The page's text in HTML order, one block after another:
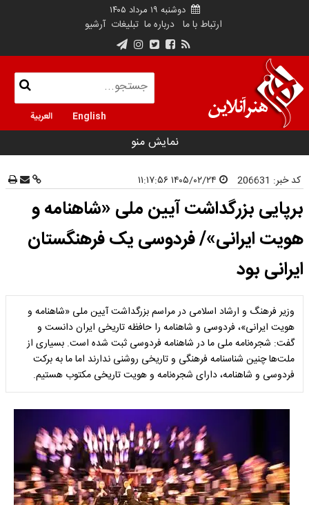
دوشنبه ۱۹ مرداد ۱۴۰۵
ارتباط با ما درباره ما تبلیغات آرشیو
English العربية
نمایش منو
کد خبر: 206631
برپایی بزرگداشت آیین ملی «شاهنامه و
هویت ایرانی»/ فردوسی یک فرهنگستان
ایرانی بود
وزیر فرهنگ و ارشاد اسلامی در مراسم بزرگداشت آیین ملی «شاهنامه و
هویت ایرانی»، فردوسی و شاهنامه را حافظه تاریخی ایران‌ دانست و
گفت: شجره‌نامه ملی ما در شاهنامه فردوسی ثبت شده است. بسیاری از
ملت‌ها چنین شناسنامه فرهنگی و تاریخی روشنی ندارند اما ما به برکت
فردوسی و شاهنامه، دارای شجره‌نامه و هویت تاریخی مکتوب هستیم.